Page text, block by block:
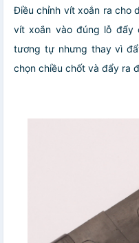
Điều chỉnh vít xoắn ra cho
vít xoắn vào đúng lỗ đẩy
tương tự nhưng thay vì
chọn chiều chốt và đẩy ra